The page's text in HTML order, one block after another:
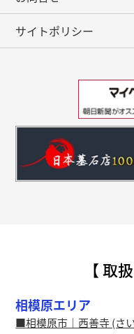
サイトポリシー
【 取
相模原エリア
相模原市｜西善寺 (さ